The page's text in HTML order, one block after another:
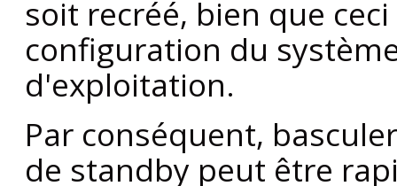
soit recréé, bien que
configuration du
d'exploitation.
Par conséquent,
de standby peut être